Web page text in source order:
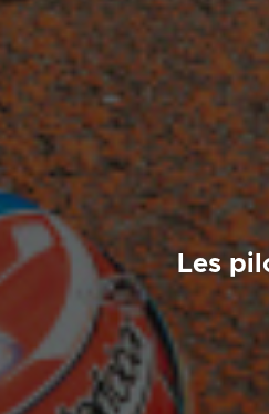
Les